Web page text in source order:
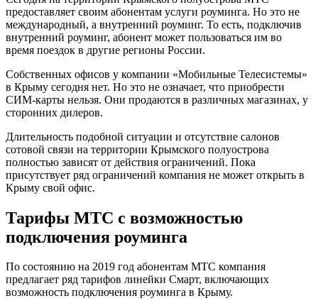
предоставляет своим абонентам услуги роуминга. Но это не
международный, а внутренний роуминг. То есть, подключив
внутренний роуминг, абонент может пользоваться им во
время поездок в другие регионы России.
Собственных офисов у компании «Мобильные Телесистемы»
в Крыму сегодня нет. Но это не означает, что приобрести
СИМ-карты нельзя. Они продаются в различных магазинах, у
сторонних дилеров.
Длительность подобной ситуации и отсутствие салонов
сотовой связи на территории Крымского полуострова
полностью зависят от действия ограничений. Пока
присутствует ряд ограничений компания не может открыть в
Крыму свой офис.
Тарифы МТС с возможностью
подключения роуминга
По состоянию на 2019 год абонентам МТС компания
предлагает ряд тарифов линейки Смарт, включающих
возможность подключения роуминга в Крыму.